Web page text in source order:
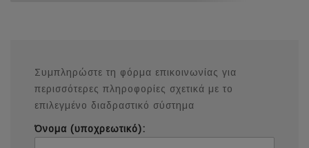
Συμπληρώστε τη φόρμα επικοινωνίας για
περισσότερες πληροφορίες σχετικά με το
επιλεγμένο διαδραστικό σύστημα
Όνομα (υποχρεωτικό):